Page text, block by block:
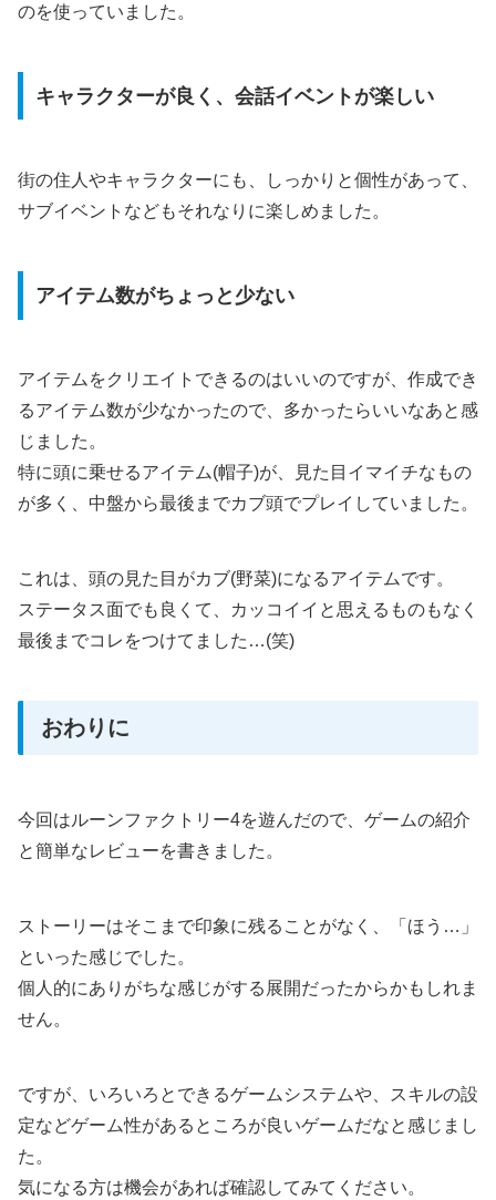
のを使っていました。
キャラクターが良く、会話イベントが楽しい
街の住人やキャラクターにも、しっかりと個性があって、
サブイベントなどもそれなりに楽しめました。
アイテム数がちょっと少ない
アイテムをクリエイトできるのはいいのですが、作成でき
るアイテム数が少なかったので、多かったらいいなあと感
じました。
特に頭に乗せるアイテム(帽子)が、見た目イマイチなもの
が多く、中盤から最後までカブ頭でプレイしていました。
これは、頭の見た目がカブ(野菜)になるアイテムです。
ステータス面でも良くて、カッコイイと思えるものもなく
最後までコレをつけてました…(笑)
おわりに
今回はルーンファクトリー4を遊んだので、ゲームの紹介
と簡単なレビューを書きました。
ストーリーはそこまで印象に残ることがなく、「ほう…」
といった感じでした。
個人的にありがちな感じがする展開だったからかもしれま
せん。
ですが、いろいろとできるゲームシステムや、スキルの設
定などゲーム性があるところが良いゲームだなと感じまし
た。
気になる方は機会があれば確認してみてください。